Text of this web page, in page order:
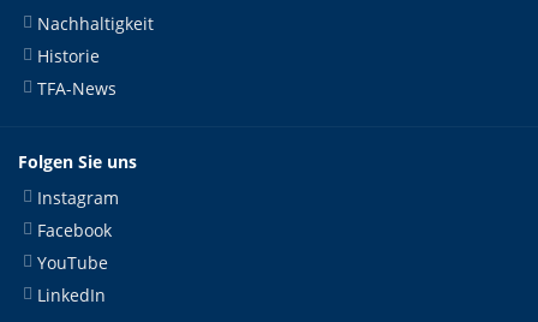
Nachhaltigkeit
Historie
TFA-News
Folgen Sie uns
Instagram
Facebook
YouTube
LinkedIn